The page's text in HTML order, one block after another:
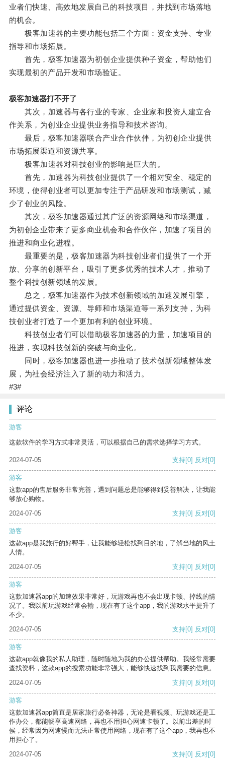
业者们快速、高效地发展自己的科技项目，并找到市场落地
的机会。
极客加速器的主要功能包括三个方面：资金支持、专业
指导和市场拓展。
首先，极客加速器为初创企业提供种子资金，帮助他们
实现最初的产品开发和市场验证。
极客加速器打不开了
其次，加速器与各行业的专家、企业家和投资人建立合
作关系，为创业企业提供业务指导和技术咨询。
最后，极客加速器联合产业合作伙伴，为初创企业提供
市场拓展渠道和资源共享。
极客加速器对科技创业的影响是巨大的。
首先，加速器为科技创业提供了一个相对安全、稳定的
环境，使得创业者可以更加专注于产品研发和市场测试，减
少了创业的风险。
其次，极客加速器通过其广泛的资源网络和市场渠道，
为初创企业带来了更多商业机会和合作伙伴，加速了项目的
推进和商业化进程。
最重要的是，极客加速器为科技创业者们提供了一个开
放、分享的创新平台，吸引了更多优秀的技术人才，推动了
整个科技创新领域的发展。
总之，极客加速器作为技术创新领域的加速发展引擎，
通过提供资金、资源、导师和市场渠道等一系列支持，为科
技创业者打造了一个更加有利的创业环境。
科技创业者们可以借助极客加速器的力量，加速项目的
推进，实现科技创新的突破与商业化。
同时，极客加速器也进一步推动了技术创新领域整体发
展，为社会经济注入了新的动力和活力。
#3#
评论
游客
这款软件的学习方式非常灵活，可以根据自己的需求选择学习方式。
2024-07-05 支持[0] 反对[0]
游客
这款app的售后服务非常完善，遇到问题总是能够得到妥善解决，让我能
够放心购物。
2024-07-05
支持[0] 反对[0]
游客
这款app是我旅行的好帮手，让我能够轻松找到目的地，了解当地的风土
人情。
2024-07-05
支持[0] 反对[0]
游客
这款加速器app的加速效果非常好，玩游戏再也不会出现卡顿、掉线的情
况了。我以前玩游戏经常会输，现在有了这个app，我的游戏水平提升了
不少。
2024-07-05
支持[0] 反对[0]
游客
这款app就像我的私人助理，随时随地为我的办公提供帮助。我经常需要
查找资料，这款app的搜索功能非常强大，能够快速找到我需要的信息。
2024-07-05
支持[0] 反对[0]
游客
这款加速器app简直是居家旅行必备神器，无论是看视频、玩游戏还是工
作办公，都能畅享高速网络，再也不用担心网速卡顿了。以前出差的时
候，经常因为网速慢而无法正常使用网络，现在有了这个app，我再也不
用担心了。
2024-07-05
支持[0] 反对[0]